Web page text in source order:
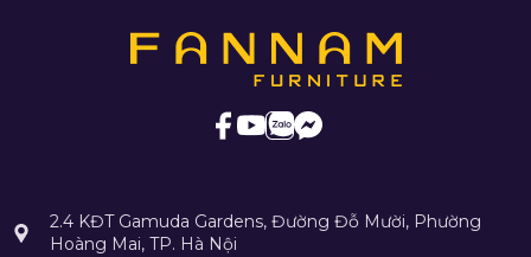
2.4 KĐT Gamuda Gardens, Đường Đỗ Mười, Phường
Hoàng Mai, TP. Hà Nội